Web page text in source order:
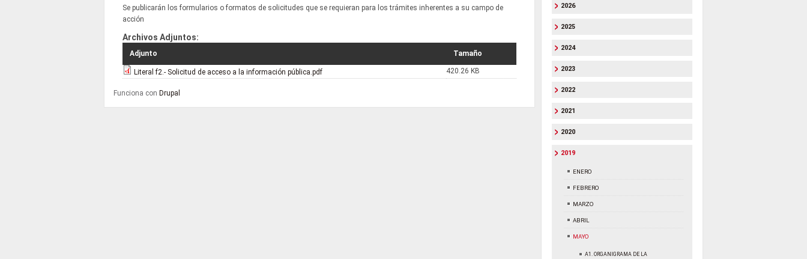
Se publicarán los formularios o formatos de solicitudes que se requieran para los trámites inherentes a su campo de
acción
Archivos Adjuntos:
Adjunto Tamaño
Literal f2.- Solicitud de acceso a la información pública.pdf 420.26 KB
Funciona con Drupal
2026
2025
2024
2023
2022
2021
2020
2019
ENERO
FEBRERO
MARZO
ABRIL
MAYO
A1. ORGANIGRAMA DE LA